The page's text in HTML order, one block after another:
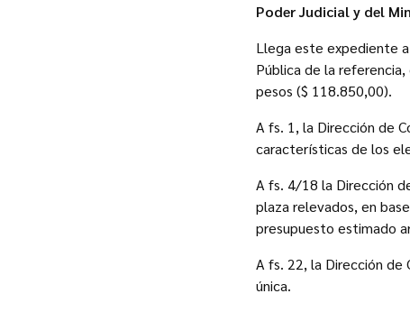
Poder Judicial y del
Llega este expediente
Pública de la
pesos ($ 118.850,00).
A fs. 1, la Dirección de
características de los
A fs. 4/18 la Dirección
plaza relevados, en
presupuesto estimado
A fs. 22, la Dirección de
única.